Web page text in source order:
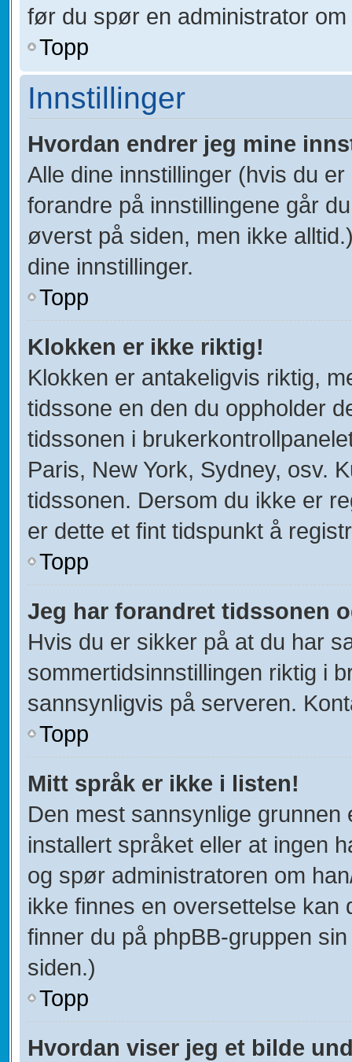
før du spør en administrator
Topp
Innstillinger
Hvordan endrer jeg mine
Alle dine innstillinger (hvis du
forandre på innstillingene går
øverst på siden, men ikke
dine innstillinger.
Topp
Klokken er ikke riktig!
Klokken er antakeligvis riktig,
tidssone en den du oppholder
tidssonen i
Paris, New York, Sydney, osv.
tidssonen. Dersom du ikke er
er dette et fint tidspunkt å
Topp
Jeg har forandret tidssonen
Hvis du er sikker på at du har
sommertidsinnstillingen riktig i
sannsynligvis på serveren.
Topp
Mitt språk er ikke i listen!
Den mest sannsynlige
installert språket eller at ingen
og spør administratoren om
ikke finnes en oversettelse kan
finner du på phpBB-gruppen
siden.)
Topp
Hvordan viser jeg et bilde